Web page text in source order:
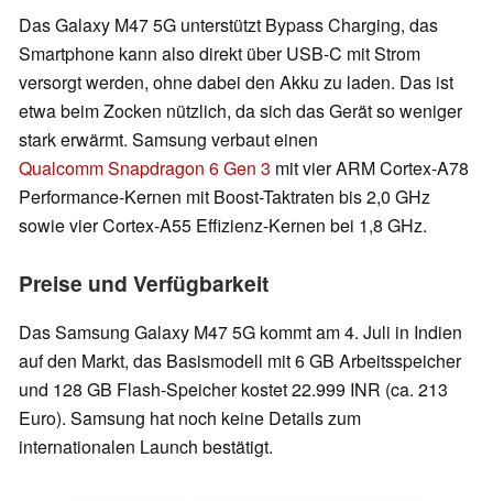
Das Galaxy M47 5G unterstützt Bypass Charging, das
Smartphone kann also direkt über USB-C mit Strom
versorgt werden, ohne dabei den Akku zu laden. Das ist
etwa beim Zocken nützlich, da sich das Gerät so weniger
stark erwärmt. Samsung verbaut einen
Qualcomm Snapdragon 6 Gen 3 mit vier ARM Cortex-A78
Performance-Kernen mit Boost-Taktraten bis 2,0 GHz
sowie vier Cortex-A55 Effizienz-Kernen bei 1,8 GHz.
Preise und Verfügbarkeit
Das Samsung Galaxy M47 5G kommt am 4. Juli in Indien
auf den Markt, das Basismodell mit 6 GB Arbeitsspeicher
und 128 GB Flash-Speicher kostet 22.999 INR (ca. 213
Euro). Samsung hat noch keine Details zum
internationalen Launch bestätigt.